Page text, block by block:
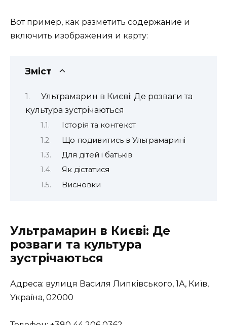
Вот пример, как разметить содержание и
включить изображения и карту:
Зміст
Ультрамарин в Києві: Де розваги та
культура зустрічаються
Історія та контекст
Що подивитись в Ультрамарині
Для дітей і батьків
Як дістатися
Висновки
Ультрамарин в Києві: Де
розваги та культура
зустрічаються
Адреса: вулиця Василя Липківського, 1А, Київ,
Україна, 02000